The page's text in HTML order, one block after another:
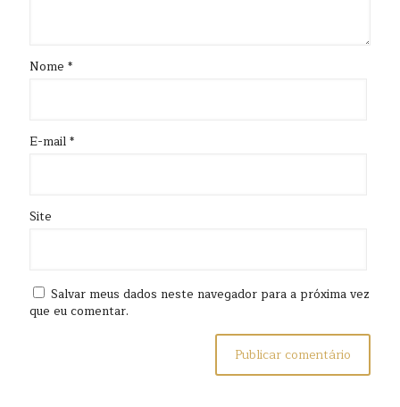
Nome *
E-mail*
Site
Salvar meus dados neste navegador para a próxima vez
que eu comentar.